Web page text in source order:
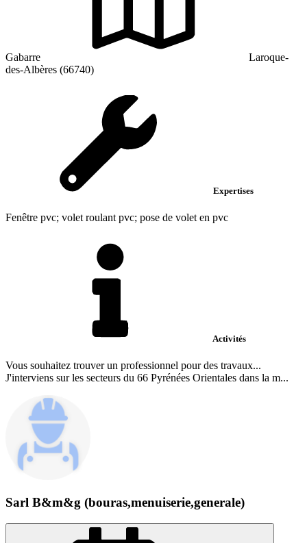
Gabarre
Laroque-
des-Albères (66740)
Expertises
Fenêtre pvc; volet roulant pvc; pose de volet en pvc
Activités
Vous souhaitez trouver un professionnel pour des travaux...
J'interviens sur les secteurs du 66 Pyrénées Orientales dans la m...
Sarl B&m&g (bouras,menuiserie,generale)